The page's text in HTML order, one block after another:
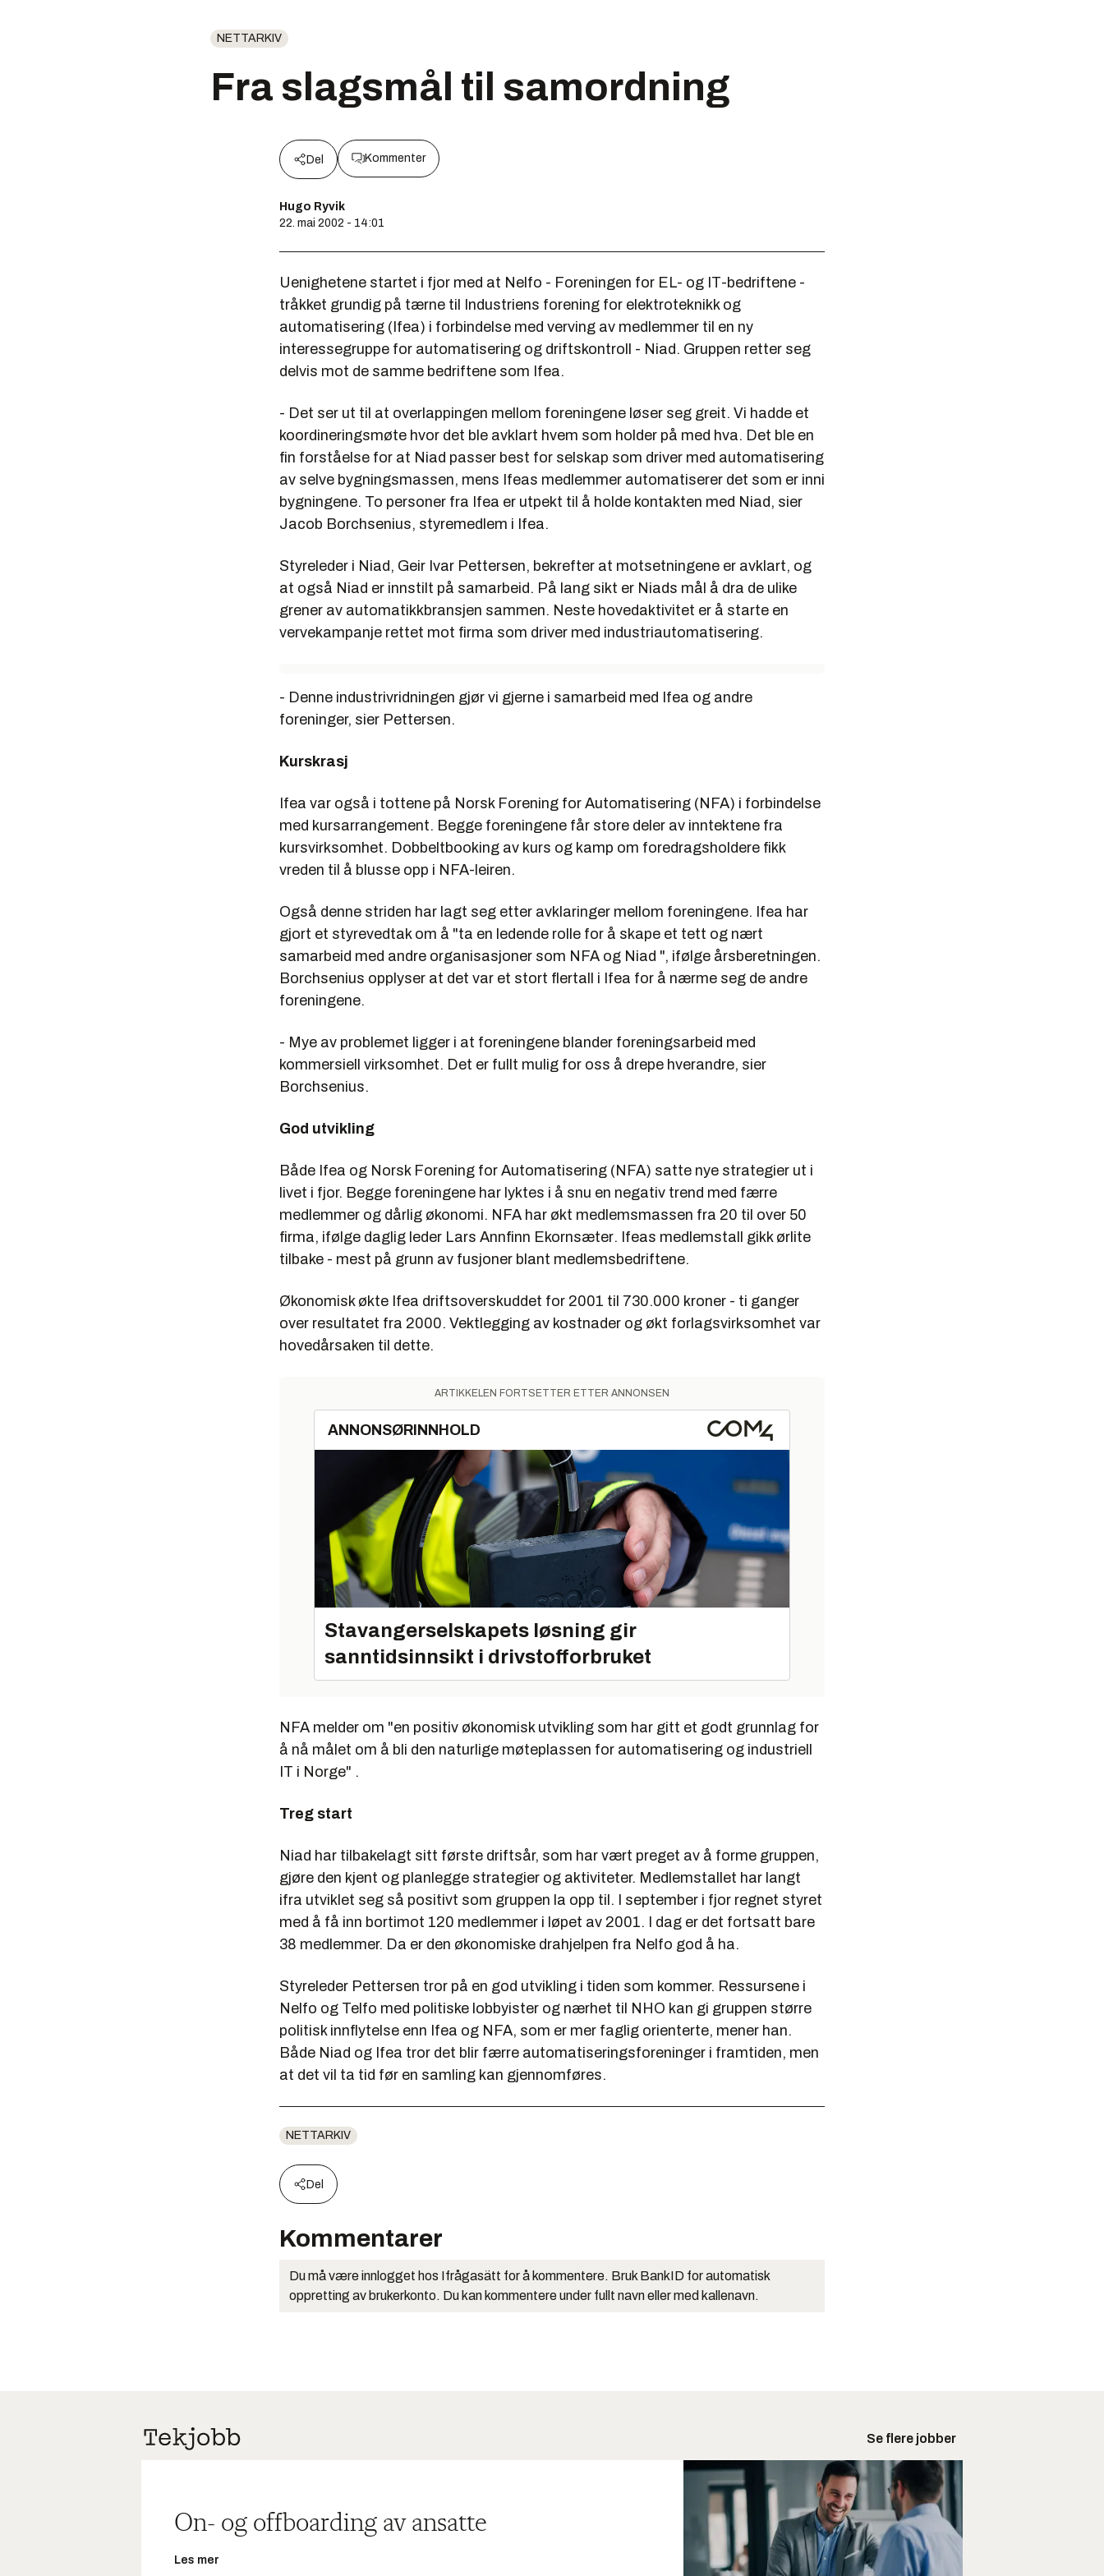
NETTARKIV
Fra slagsmål til samordning
Del Kommenter
Hugo Ryvik
22. mai 2002 - 14:01
Uenighetene startet i fjor med at Nelfo - Foreningen for EL- og IT-bedriftene -
tråkket grundig på tærne til Industriens forening for elektroteknikk og
automatisering (Ifea) i forbindelse med verving av medlemmer til en ny
interessegruppe for automatisering og driftskontroll - Niad. Gruppen retter seg
delvis mot de samme bedriftene som Ifea.
- Det ser ut til at overlappingen mellom foreningene løser seg greit. Vi hadde et
koordineringsmøte hvor det ble avklart hvem som holder på med hva. Det ble en
fin forståelse for at Niad passer best for selskap som driver med automatisering
av selve bygningsmassen, mens Ifeas medlemmer automatiserer det som er inni
bygningene. To personer fra Ifea er utpekt til å holde kontakten med Niad, sier
Jacob Borchsenius, styremedlem i Ifea.
Styreleder i Niad, Geir Ivar Pettersen, bekrefter at motsetningene er avklart, og
at også Niad er innstilt på samarbeid. På lang sikt er Niads mål å dra de ulike
grener av automatikkbransjen sammen. Neste hovedaktivitet er å starte en
vervekampanje rettet mot firma som driver med industriautomatisering.
- Denne industrivridningen gjør vi gjerne i samarbeid med Ifea og andre
foreninger, sier Pettersen.
Kurskrasj
Ifea var også i tottene på Norsk Forening for Automatisering (NFA) i forbindelse
med kursarrangement. Begge foreningene får store deler av inntektene fra
kursvirksomhet. Dobbeltbooking av kurs og kamp om foredragsholdere fikk
vreden til å blusse opp i NFA-leiren.
Også denne striden har lagt seg etter avklaringer mellom foreningene. Ifea har
gjort et styrevedtak om å "ta en ledende rolle for å skape et tett og nært
samarbeid med andre organisasjoner som NFA og Niad ", ifølge årsberetningen.
Borchsenius opplyser at det var et stort flertall i Ifea for å nærme seg de andre
foreningene.
- Mye av problemet ligger i at foreningene blander foreningsarbeid med
kommersiell virksomhet. Det er fullt mulig for oss å drepe hverandre, sier
Borchsenius.
God utvikling
Både Ifea og Norsk Forening for Automatisering (NFA) satte nye strategier ut i
livet i fjor. Begge foreningene har lyktes i å snu en negativ trend med færre
medlemmer og dårlig økonomi. NFA har økt medlemsmassen fra 20 til over 50
firma, ifølge daglig leder Lars Annfinn Ekornsæter. Ifeas medlemstall gikk ørlite
tilbake - mest på grunn av fusjoner blant medlemsbedriftene.
Økonomisk økte Ifea driftsoverskuddet for 2001 til 730.000 kroner - ti ganger
over resultatet fra 2000. Vektlegging av kostnader og økt forlagsvirksomhet var
hovedårsaken til dette.
ARTIKKELEN FORTSETTER ETTER ANNONSEN
ANNONSØRINNHOLD
Stavangerselskapets løsning gir
sanntidsinnsikt i drivstofforbruket
NFA melder om "en positiv økonomisk utvikling som har gitt et godt grunnlag for
å nå målet om å bli den naturlige møteplassen for automatisering og industriell
IT i Norge" .
Treg start
Niad har tilbakelagt sitt første driftsår, som har vært preget av å forme gruppen,
gjøre den kjent og planlegge strategier og aktiviteter. Medlemstallet har langt
ifra utviklet seg så positivt som gruppen la opp til. I september i fjor regnet styret
med å få inn bortimot 120 medlemmer i løpet av 2001. I dag er det fortsatt bare
38 medlemmer. Da er den økonomiske drahjelpen fra Nelfo god å ha.
Styreleder Pettersen tror på en god utvikling i tiden som kommer. Ressursene i
Nelfo og Telfo med politiske lobbyister og nærhet til NHO kan gi gruppen større
politisk innflytelse enn Ifea og NFA, som er mer faglig orienterte, mener han.
Både Niad og Ifea tror det blir færre automatiseringsforeninger i framtiden, men
at det vil ta tid før en samling kan gjennomføres.
NETTARKIV
Del
Kommentarer
Du må være innlogget hos Ifrågasätt for å kommentere. Bruk BankID for automatisk
oppretting av brukerkonto. Du kan kommentere under fullt navn eller med kallenavn.
Se flere jobber
On- og offboarding av ansatte
Les mer